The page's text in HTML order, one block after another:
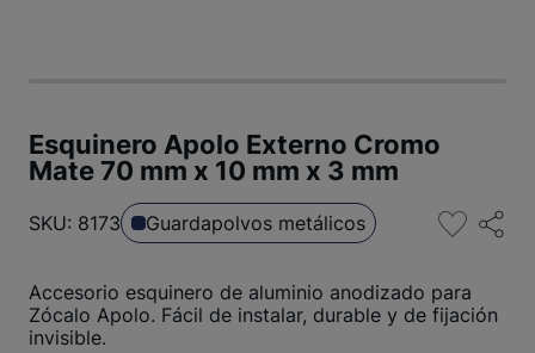
Esquinero Apolo Externo Cromo
Mate 70 mm x 10 mm x 3 mm
SKU: 8173 Guardapolvos metálicos
Accesorio esquinero de aluminio anodizado para
Zócalo Apolo. Fácil de instalar, durable y de fijación
invisible.